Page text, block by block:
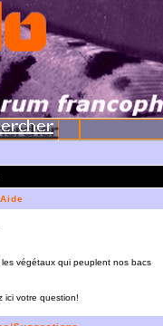
végétaux qui peuplent nos bacs
ici votre question!